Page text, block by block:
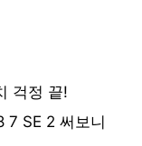
걱정 끝!
7 SE 2 써보니